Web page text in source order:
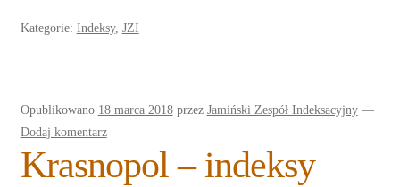
Kategorie: Indeksy, JZI
Opublikowano 18 marca 2018 przez Jamiński Zespół Indeksacyjny —
Dodaj komentarz
Krasnopol – indeksy